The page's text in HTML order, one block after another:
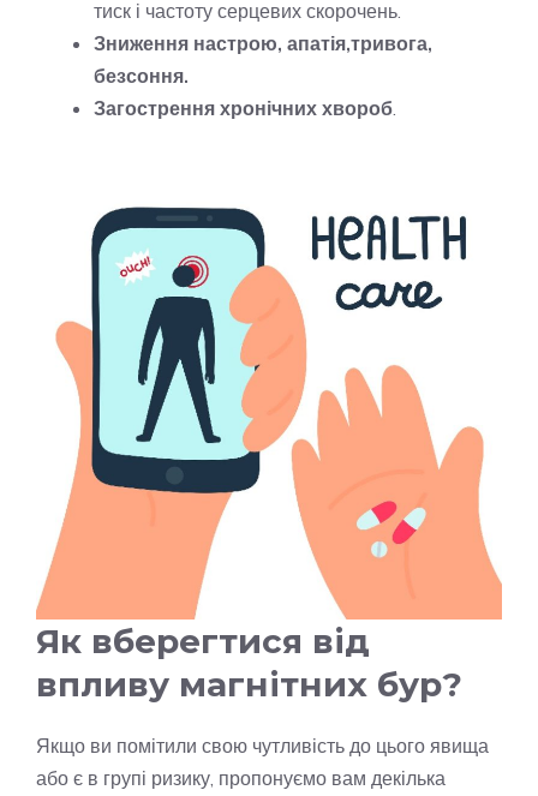
тиск і частоту серцевих скорочень.
Зниження настрою, апатія,тривога,
безсоння.
Загострення хронічних хвороб
Як вберегтися від
впливу магнітних бур?
Якщо ви помітили свою чутливість до цього явища
або є в групі ризику, пропонуємо вам декілька